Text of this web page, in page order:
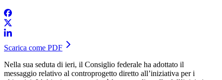
Scarica come PDF
Nella sua seduta di ieri, il Consiglio federale ha adottato il
messaggio relativo al controprogetto diretto all’iniziativa per i